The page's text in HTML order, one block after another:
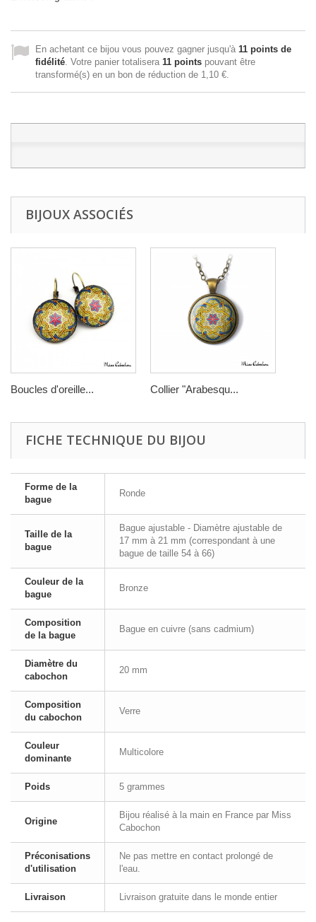
En achetant ce bijou vous pouvez gagner jusqu'à 11 points de
fidélité. Votre panier totalisera 11 points pouvant être
transformé(s) en un bon de réduction de 1,10 €.
BIJOUX ASSOCIÉS
Boucles d'oreille... Collier "Arabesqu...
FICHE TECHNIQUE DU BIJOU
Forme de la
bague
Ronde
Taille de la
bague
Bague ajustable - Diamètre ajustable de
17 mm à 21 mm (correspondant à une
bague de taille 54 à 66)
Couleur de la
bague
Bronze
Composition
de la bague
Bague en cuivre (sans cadmium)
Diamètre du
cabochon
20 mm
Composition
du cabochon
Verre
Couleur
dominante
Multicolore
Poids 5 grammes
Origine
Bijou réalisé à la main en France par Miss
Cabochon
Préconisations
d'utilisation
Ne pas mettre en contact prolongé de
l'eau.
Livraison Livraison gratuite dans le monde entier